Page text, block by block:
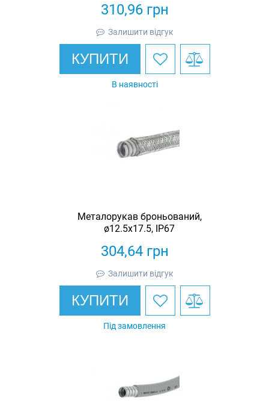
310,96грн
Залишити відгук
КУПИТИ
В наявності
Металорукав броньований,
ø12.5х17.5, IP67
304,64грн
Залишити відгук
КУПИТИ
Під замовлення